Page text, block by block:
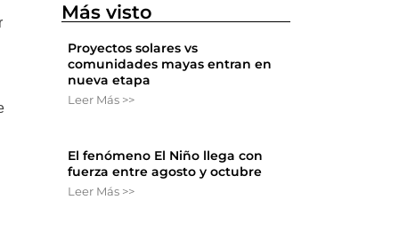
Más visto
Proyectos solares vs
comunidades mayas entran en
nueva etapa
Leer Más >>
El fenómeno El Niño llega con
fuerza entre agosto y octubre
Leer Más >>